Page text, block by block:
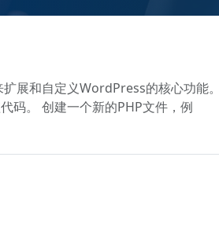
展和自定义WordPress的核心功能
码。 创建一个新的PHP文件，例